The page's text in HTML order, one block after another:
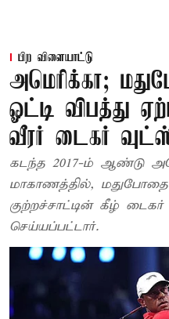
பிற விளையாட்டு
அமெரிக்கா;
ஓட்டி விபத்து
வீரர் டைகர்
கடந்த 2017-ம் ஆண்டு
மாகாணத்தில்,
குற்றச்சாட்டின் கீழ்
செய்யப்பட்டார்.